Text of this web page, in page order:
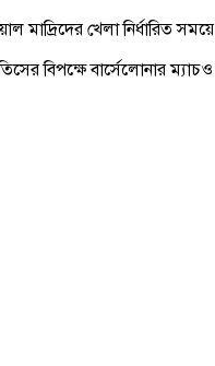
মাদ্রিদের খেলা
বিপক্ষে বার্সেলোনার